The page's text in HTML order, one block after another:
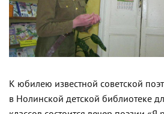
К юбилею известной советской
в Нолинской детской библиотеке